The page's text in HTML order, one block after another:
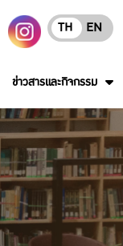
EN
TH
ข่าวสารและกิจกรรม